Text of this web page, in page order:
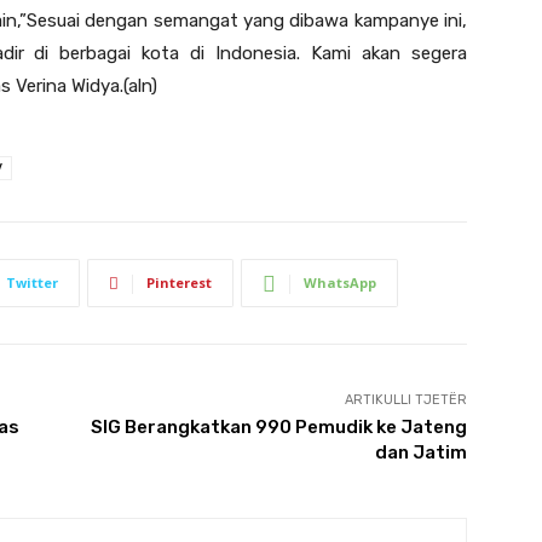
dengan semangat yang dibawa kampanye ini,
di berbagai kota di Indonesia. Kami akan segera
Verina Widya.(aln)
Twitter Pinterest WhatsApp
ARTIKULLI TJETËR
SIG Berangkatkan 990 Pemudik ke Jateng
dan Jatim